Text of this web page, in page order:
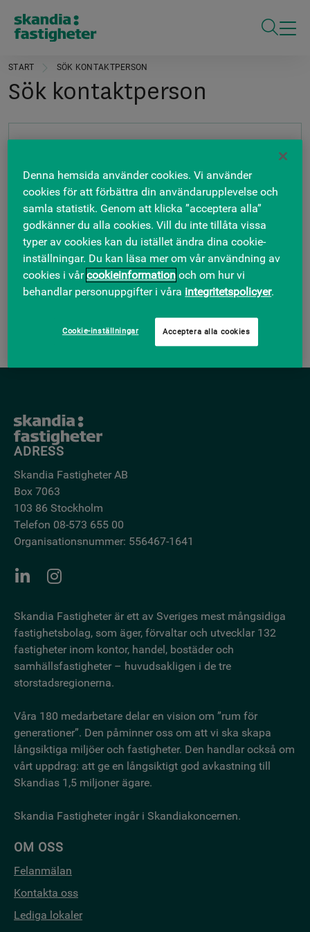
START SÖK KONTAKTPERSON
Sök kontaktperson
Felanmälan
Har du en generell fråga eller vill anmäla ett fel?
Kontakta oss via Felanmälan.
ADRESS
Skandia Fastigheter AB
Box 7063
103 86 Stockholm
Telefon 08-573 655 00
Organisationsnummer: 556467-1641
Skandia Fastigheter är ett av Sveriges mest mångsidiga
fastighetsbo­lag, som äger, förvaltar och utvecklar 132
fastigheter inom kontor, handel, bostäder och
samhällsfastigheter – huvudsakligen i de tre
storstadsregionerna.
Våra 180 medarbetare delar en vision om ”rum för
generationer”. Den påminner oss om att vi ska skapa
långsiktiga miljöer och fastigheter. Den handlar också om
vårt uppdrag: att ge en långsiktigt god avkastning till
Skandias 1,5 miljoner ägare.
Skandia Fastigheter ingår i Skandiakoncernen.
OM OSS
Felanmälan
Kontakta oss
Lediga lokaler
Denna hemsida använder cookies. Vi använder
cookies för att förbättra din användarupplevelse och
samla statistik. Genom att klicka ”acceptera alla”
godkänner du alla cookies. Vill du inte tillåta vissa
typer av cookies kan du istället ändra dina cookie-
inställningar. Du kan läsa mer om vår användning av
cookies i vårcookieinformation och om hur vi
behandlar personuppgifter i våra integritetspolicyer.
Cookie-inställningar Acceptera alla cookies